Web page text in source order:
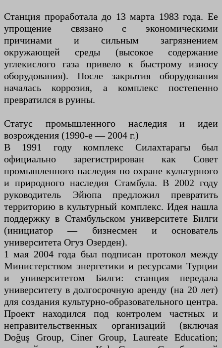
Станция проработала до 13 марта 1983 года. Ее
упрощение связано с экономическими
причинами и сильным загрязнением
окружающей среды (высокое содержание
углекислого газа привело к быстрому износу
оборудования). После закрытия оборудования
началась коррозия, а комплекс постепенно
превратился в руины.
Статус промышленного наследия и идеи
возрождения (1990-е — 2004 г.)
В 1991 году комплекс Силахтарагы был
официально зарегистрирован как Совет
промышленного наследия по охране культурного
и природного наследия Стамбула. В 2002 году
руководитель Эйюпа предложил превратить
территорию в культурный комплекс. Идея нашла
поддержку в Стамбульском университете Билги
(инициатор — бизнесмен и основатель
университета Огуз Озерден).
1 мая 2004 года был подписан протокол между
Министерством энергетики и ресурсами Турции
и университетом Билги: станция передала
университету в долгосрочную аренду (на 20 лет)
для создания культурно-образовательного центра.
Проект находился под контролем частных и
неправительственных организаций (включая
Doğuş Group, Ciner Group, Laureate Education;